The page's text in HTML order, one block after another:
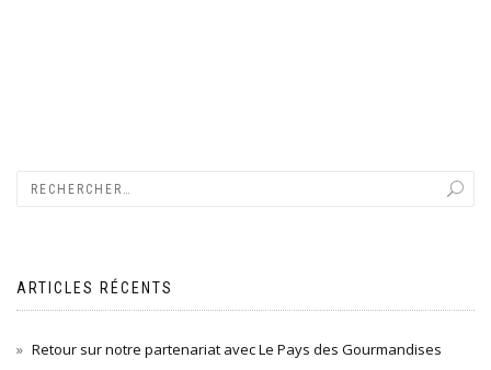
ARTICLES RÉCENTS
Retour sur notre partenariat avec Le Pays des Gourmandises